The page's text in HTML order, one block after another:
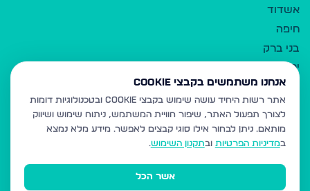
אשדוד
חיפה
בני ברק
ירושלים
אלעד
גבעת זאב
בית שמש
רכסים
מודיעין עילית
אנחנו משתמשים בקבצי Cookie
אתר רשות היחיד עושה שימוש בקבצי Cookie ובטכנולוגיות דומות
לצורך תפעול האתר, שיפור חוויית המשתמש, ניתוח שימוש ושיווק
מותאם. ניתן לבחור אילו סוגי קבצים לאפשר. מידע מלא נמצא
במדיניות הפרטיות ובתקנון השימוש.
אשר הכל